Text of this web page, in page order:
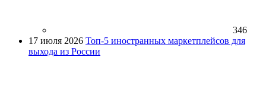
346
17 июля 2026 Топ-5 иностранных маркетплейсов для
выхода из России